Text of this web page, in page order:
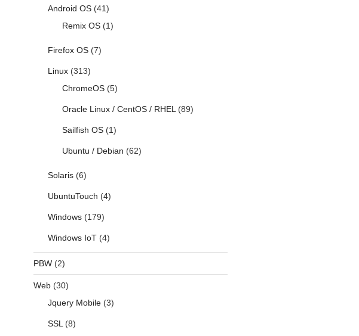
Android OS(41)
Remix OS(1)
Firefox OS(7)
Linux(313)
ChromeOS(5)
Oracle Linux / CentOS / RHEL(89)
Sailfish OS(1)
Ubuntu / Debian (62)
Solaris(6)
UbuntuTouch (4)
Windows(179)
Windows IoT(4)
PBW(2)
Web(30)
Jquery Mobile(3)
SSL(8)